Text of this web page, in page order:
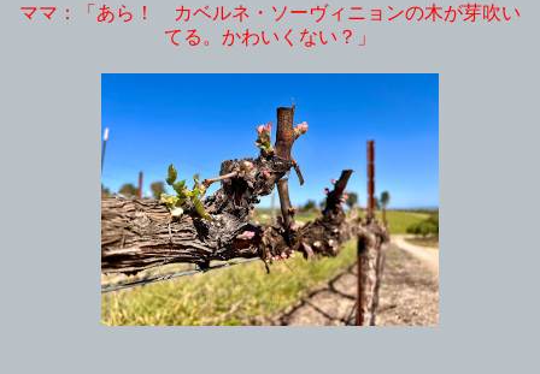
ママ：「あら！ カベルネ・ソーヴィニョンの木が芽吹い
てる。かわいくない？」